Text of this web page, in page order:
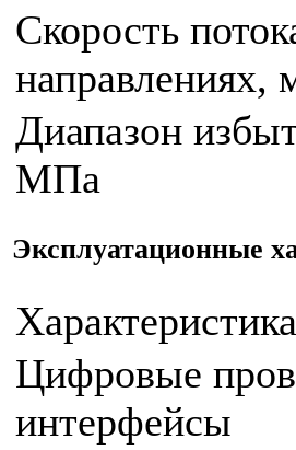
Скорость
направлениях,
Диапазон
МПа
Эксплуатационные
Характеристика
Цифровые
интерфейсы